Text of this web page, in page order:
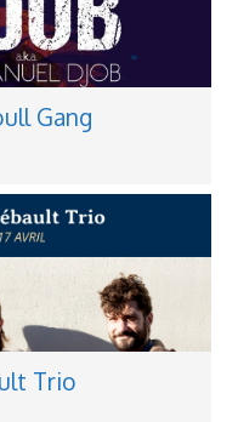
Gang
Trio